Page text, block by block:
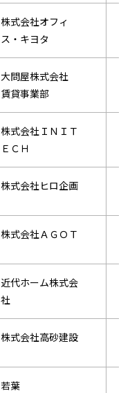
株式会社オフィ
ス・キヨタ
大問屋株式会社
賃貸事業部
株式会社ＩＮＩＴ
ＥＣＨ
株式会社ヒロ企画
株式会社ＡＧＯＴ
近代ホーム株式会
社
株式会社高砂建設
若葉